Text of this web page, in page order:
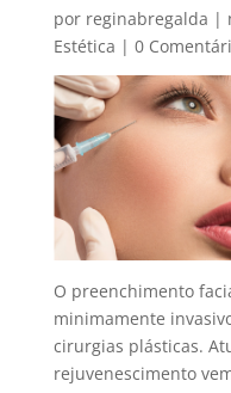
por reginabregalda |
Estética | 0
O preenchimento
minimamente
cirurgias plásticas.
rejuvenescimento